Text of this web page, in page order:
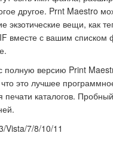
другое. Prnt Maestro
экзотические вещи, как
вместе с вашим списком
полную версию Print
что это лучшее
печати каталогов.
Vista/7/8/10/11